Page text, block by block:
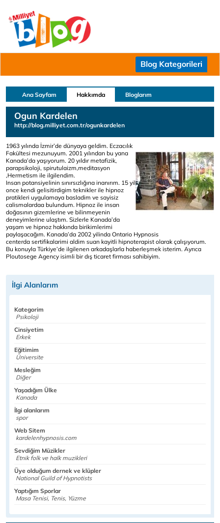
Blog Kategorileri
Ana Sayfam Hakkımda Bloglarım
Ogun Kardelen
http://blog.milliyet.com.tr/ogunkardelen
1963 yılında İzmir’de dünyaya geldim. Eczacılık
Fakültesi mezunuyum. 2001 yılından bu yana
Kanada’da yaşıyorum. 20 yıldır metafizik,
parapsikoloji, spirutulaizm,meditasyon
,Hermetism ile ilgilendim.
Insan potansiyelinin sınırsızlığına inanırım. 15 yil
once kendi gelisitirdigim teknikler ile hipnoz
pratikleri uygulamaya basladim ve sayisiz
calismalardaa bulundum. Hipnoz ile insan
doğasının gizemlerine ve bilinmeyenin
deneyimlerine ulaştım. Sizlerle Kanada’da
yaşam ve hipnoz hakkında birikimlerimi
paylaşacağım. Kanada’da 2002 yilinda Ontario Hypnosis
centerda sertifikalarimi aldim suan kayitli hipnoterapist olarak çalışıyorum.
Bu konuyla Türkiye’de ilgilenen arkadaşlarla haberleşmek isterim. Ayrıca
Ploutosege Agency isimli bir dış ticaret firması sahibiyim.
İlgi Alanlarım
Kategorim
Psikoloji
Cinsiyetim
Erkek
Eğitimim
Üniversite
Mesleğim
Diğer
Yaşadığım Ülke
Kanada
İlgi alanlarım
spor
Web Sitem
kardelenhypnosis.com
Sevdiğim Müzikler
Etnik folk ve halk muzikleri
Üye olduğum dernek ve klüpler
National Guild of Hypnotists
Yaptığım Sporlar
Masa Tenisi, Tenis, Yüzme